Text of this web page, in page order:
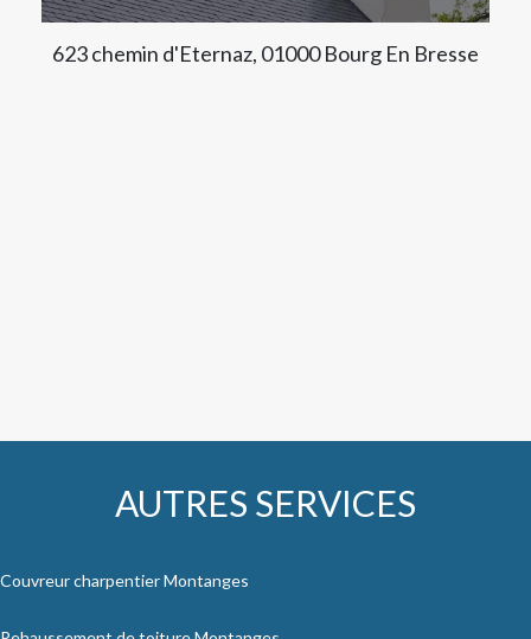
623 chemin d'Eternaz, 01000 Bourg En Bresse
AUTRES SERVICES
Couvreur charpentier Montanges